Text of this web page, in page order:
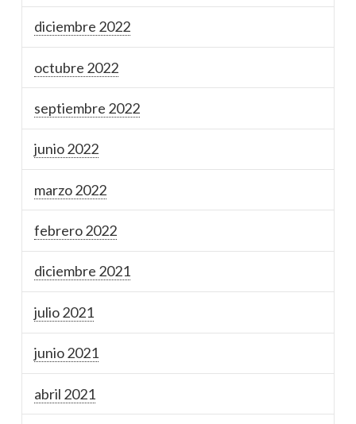
diciembre 2022
octubre 2022
septiembre 2022
junio 2022
marzo 2022
febrero 2022
diciembre 2021
julio 2021
junio 2021
abril 2021